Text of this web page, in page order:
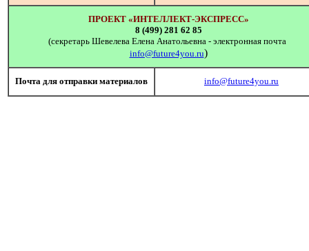
ПРОЕКТ «ИНТЕЛЛЕКТ-ЭКСПРЕСС»
8 (499) 281 62 85
(секретарь Шевелева Елена Анатольевна - электронная почта
info@future4you.ru)
Почта для отправки материалов info@future4you.ru